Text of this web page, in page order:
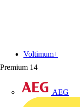
Premium 14
AEG
Voltimum+